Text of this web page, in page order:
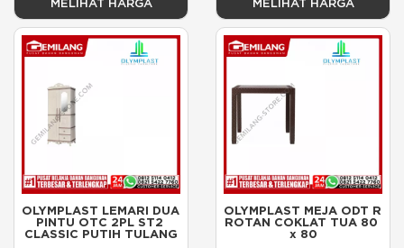
OLYMPLAST LEMARI DUA
PINTU OTC 2PL ST2
CLASSIC PUTIH TULANG
OLYMPLAST MEJA ODT R
ROTAN COKLAT TUA 80
x 80